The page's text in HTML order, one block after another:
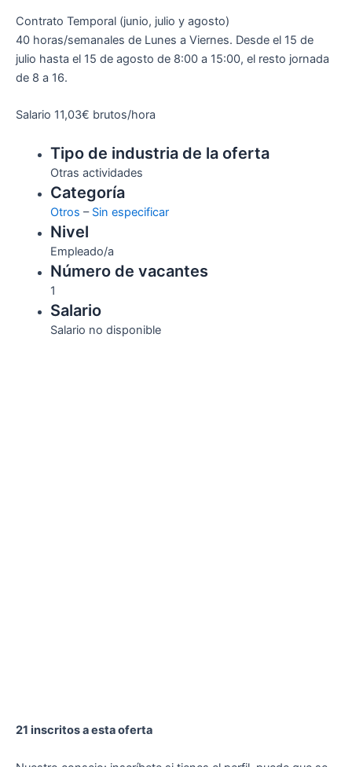
Contrato Temporal (junio, julio y agosto)
40 horas/semanales de Lunes a Viernes. Desde el 15 de
julio hasta el 15 de agosto de 8:00 a 15:00, el resto jornada
de 8 a 16.
Salario 11,03€ brutos/hora
Tipo de industria de la oferta
Otras actividades
Categoría
Otros – Sin especificar
Nivel
Empleado/a
Número de vacantes
1
Salario
Salario no disponible
21 inscritos a esta oferta